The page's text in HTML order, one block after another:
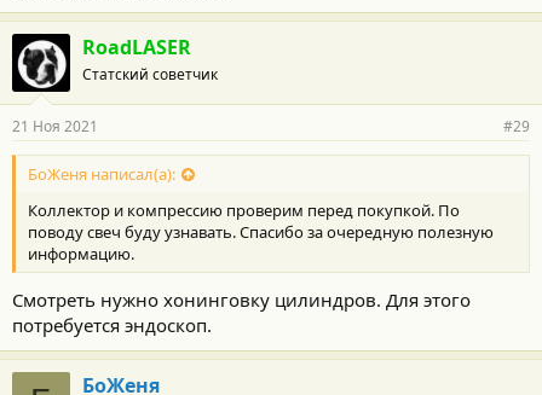
RoadLASER
Статский советчик
21 Ноя 2021 #29
БоЖеня написал(а):
Коллектор и компрессию проверим перед покупкой. По
поводу свеч буду узнавать. Спасибо за очередную полезную
информацию.
Смотреть нужно хонинговку цилиндров. Для этого
потребуется эндоскоп.
БоЖеня